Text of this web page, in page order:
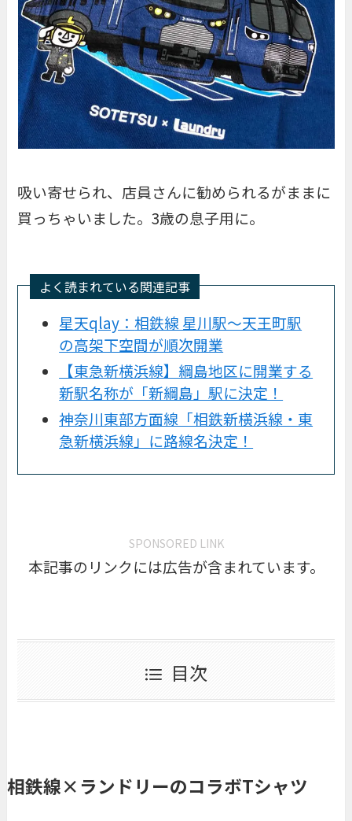
吸い寄せられ、店員さんに勧められるがままに
買っちゃいました。3歳の息子用に。
よく読まれている関連記事
星天qlay：相鉄線 星川駅～天王町駅
の高架下空間が順次開業
【東急新横浜線】綱島地区に開業する
新駅名称が「新綱島」駅に決定！
神奈川東部方面線「相鉄新横浜線・東
急新横浜線」に路線名決定！
SPONSORED LINK
本記事のリンクには広告が含まれています。
目次
相鉄線×ランドリーのコラボTシャツ